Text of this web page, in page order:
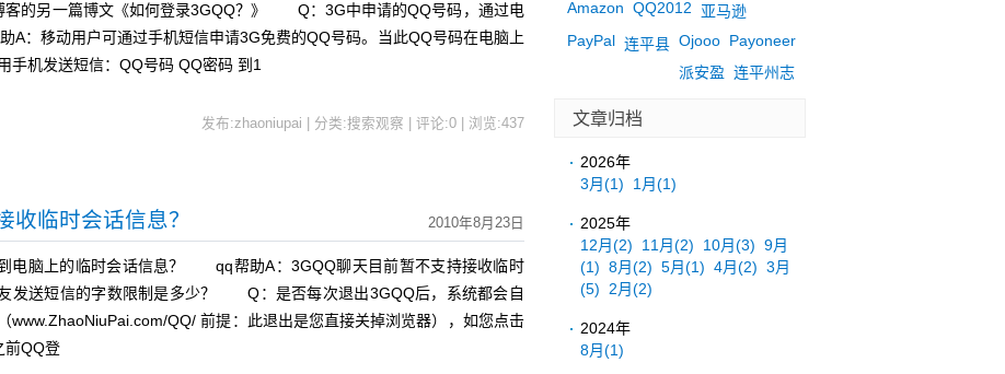
客的另一篇博文《如何登录3GQQ？》 Q：3G中申请的QQ号码，通过电
移动用户可通过手机短信申请3G免费的QQ号码。当此QQ号码在电脑上
手机发送短信：QQ号码 QQ密码 到1
发布:zhaoniupai | 分类:搜索观察 | 评论:0 | 浏览:437
2010年8月23日
临时会话信息？
脑上的临时会话信息？ qq帮助A：3GQQ聊天目前暂不支持接收临时
送短信的字数限制是多少？ Q：是否每次退出3GQQ后，系统都会自
QQ/ 前提：此退出是您直接关掉浏览器），如您点击
前QQ登
Amazon QQ2012
亚马逊
PayPal 连平县 Ojooo Payoneer
派安盈 连平州志
文章归档
2026年
3月(1) 1月(1)
2025年
12月(2) 11月(2) 10月(3) 9月
(1) 8月(2) 5月(1) 4月(2) 3月
(5)
2月(2)
2024年
8月(1)